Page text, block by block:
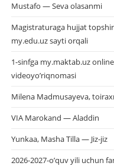
Mustafo — Seva olasanmi
Magistraturaga hujjat
my.edu.uz sayti orqali
1-sinfga my.maktab.uz
videoyo’riqnomasi
Milena Madmusayeva,
VIA Marokand — Aladdin
Yunkaa, Masha Tilla — Jiz-jiz
2026-2027-o’quv yili uchun